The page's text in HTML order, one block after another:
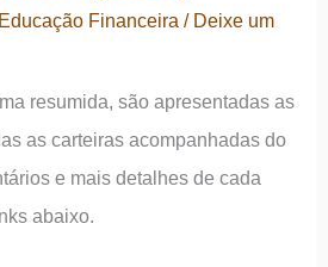
Educação Financeira / Deixe um
resumida, são apresentadas as
as carteiras acompanhadas do
e mais detalhes de cada
abaixo.